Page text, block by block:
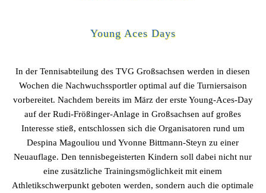
Young Aces Days
In der Tennisabteilung des TVG Großsachsen werden in diesen
Wochen die Nachwuchssportler optimal auf die Turniersaison
vorbereitet. Nachdem bereits im März der erste Young-Aces-Day
auf der Rudi-Frößinger-Anlage in Großsachsen auf großes
Interesse stieß, entschlossen sich die Organisatoren rund um
Despina Magouliou und Yvonne Bittmann-Steyn zu einer
Neuauflage. Den tennisbegeisterten Kindern soll dabei nicht nur
eine zusätzliche Trainingsmöglichkeit mit einem
Athletikschwerpunkt geboten werden, sondern auch die optimale